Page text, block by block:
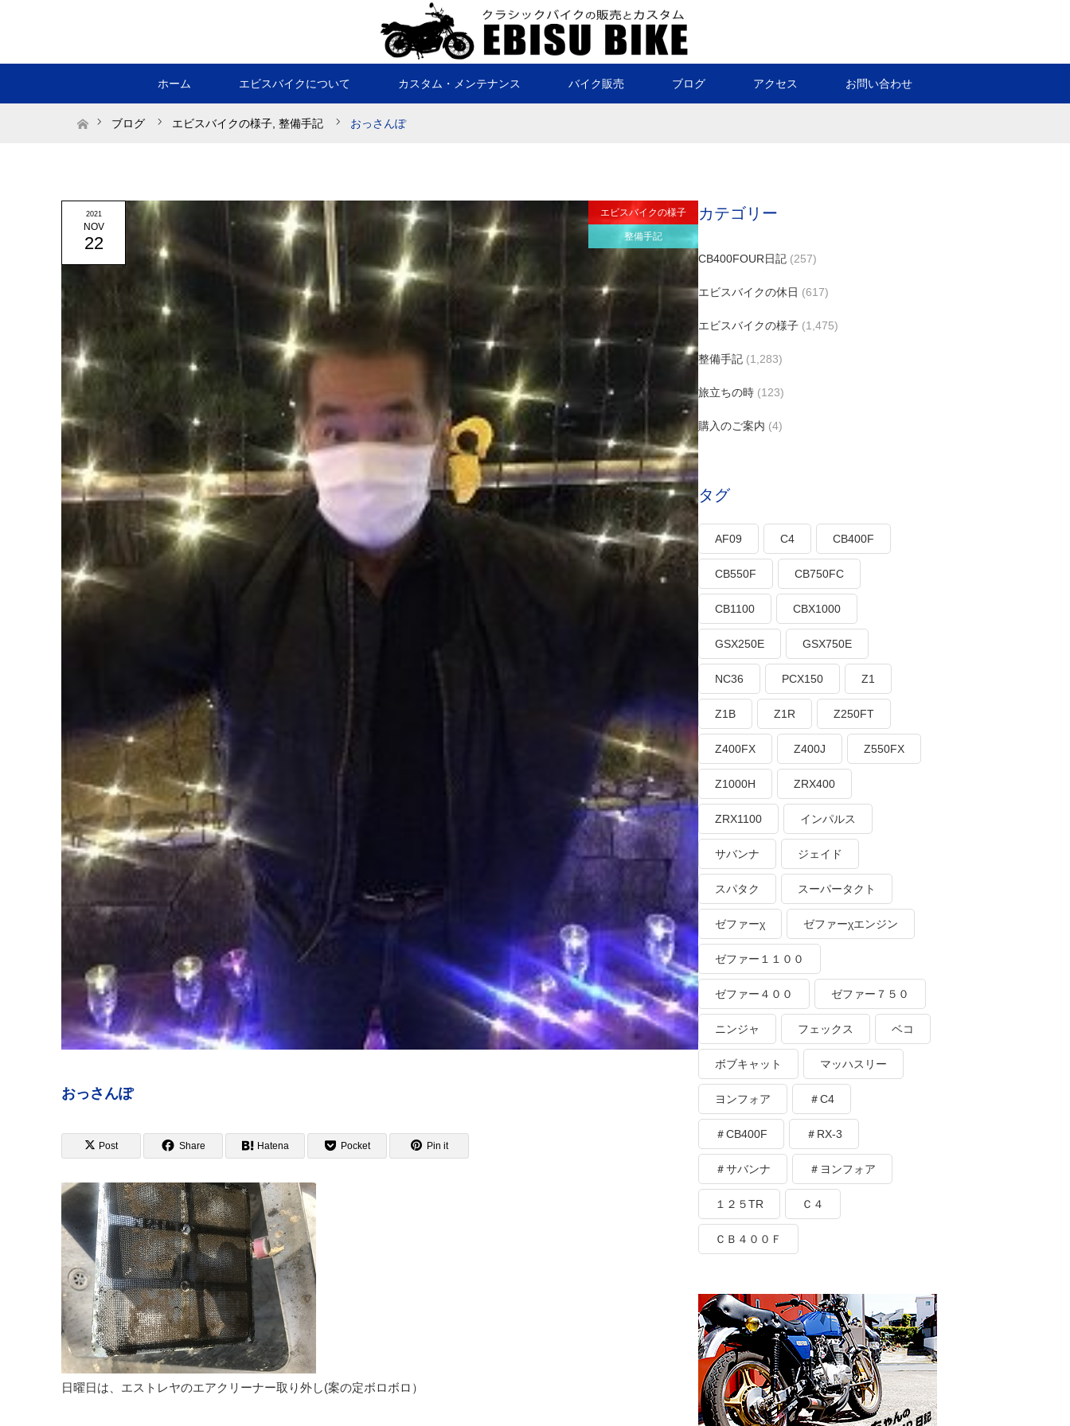
ホーム エビスバイクについて カスタム・メンテナンス バイク販売 ブログ アクセス お問い合わせ
ホームブログ エビスバイクの様子 整備手記 おっさんぽ
2021
NOV
22
エビスバイクの様子
整備手記
おっさんぽ
Post Share Hatena Pocket Pin it
日曜日は、エストレヤのエアクリーナー取り外し(案の定ボロボロ）
カテゴリー
CB400FOUR日記 (257)
エビスバイクの休日 (617)
エビスバイクの様子 (1,475)
整備手記 (1,283)
旅立ちの時 (123)
購入のご案内 (4)
タグ
AF09 C4 CB400F
CB550F CB750FC
CB1100 CBX1000
GSX250E GSX750E
NC36 PCX150 Z1
Z1B Z1R Z250FT
Z400FX Z400J Z550FX
Z1000H ZRX400
ZRX1100 インパルス
サバンナ ジェイド
スパタク スーパータクト
ゼファーχ ゼファーχエンジン
ゼファー１１００
ゼファー４００ ゼファー７５０
ニンジャ フェックス ベコ
ボブキャット マッハスリー
ヨンフォア ＃C4
＃CB400F ＃RX-3
＃サバンナ ＃ヨンフォア
１２５TR Ｃ４
ＣＢ４００Ｆ